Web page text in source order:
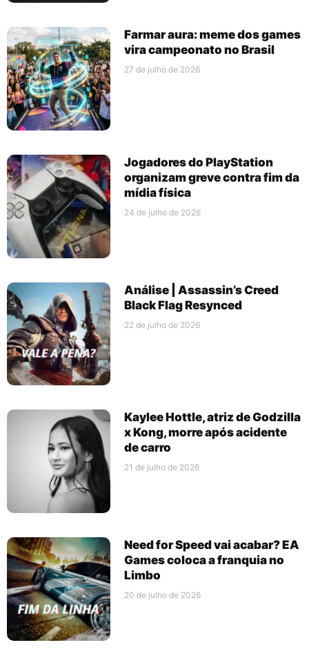
Farmar aura: meme dos games
vira campeonato no Brasil
27 de julho de 2026
Jogadores do PlayStation
organizam greve contra fim da
mídia física
24 de julho de 2026
Análise | Assassin’s Creed
Black Flag Resynced
22 de julho de 2026
Kaylee Hottle, atriz de Godzilla
x Kong, morre após acidente
de carro
21 de julho de 2026
Need for Speed vai acabar? EA
Games coloca a franquia no
Limbo
20 de julho de 2026